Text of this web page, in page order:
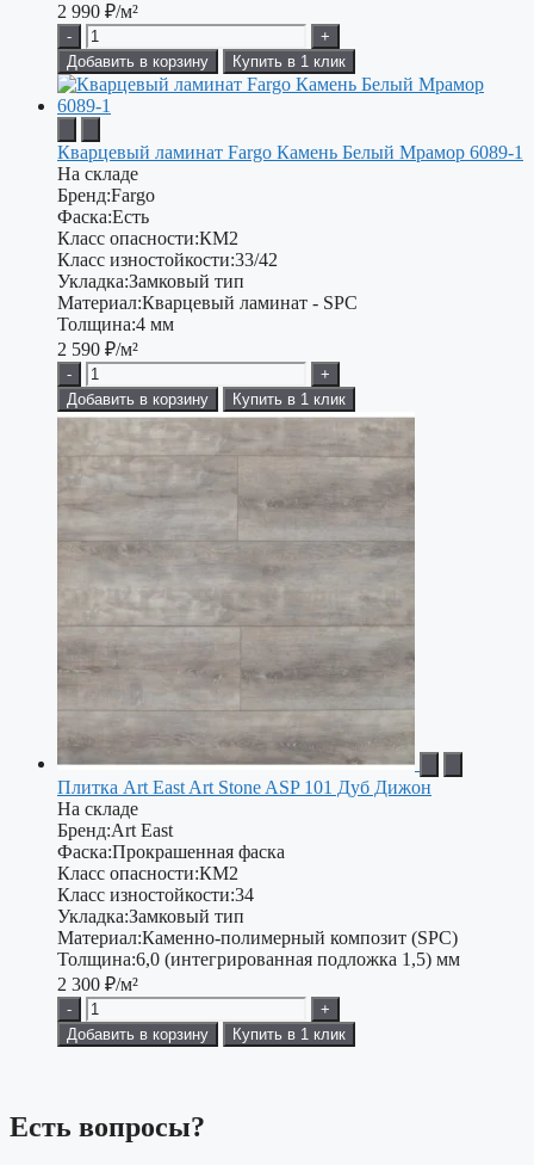
2 990 ₽/м²
-
+
Добавить в корзину
Купить в 1 клик
Кварцевый ламинат Fargo Камень Белый Мрамор 6089-1
На складе
Бренд:Fargo
Фаска:Есть
Класс опасности:КМ2
Класс изностойкости:33/42
Укладка:Замковый тип
Материал:Кварцевый ламинат - SPC
Толщина:4 мм
2 590 ₽/м²
-
+
Добавить в корзину
Купить в 1 клик
Плитка Art East Art Stone ASP 101 Дуб Дижон
На складе
Бренд:Art East
Фаска:Прокрашенная фаска
Класс опасности:КМ2
Класс изностойкости:34
Укладка:Замковый тип
Материал:Каменно-полимерный композит (SPC)
Толщина:6,0 (интегрированная подложка 1,5) мм
2 300 ₽/м²
-
+
Добавить в корзину
Купить в 1 клик
Есть вопросы?